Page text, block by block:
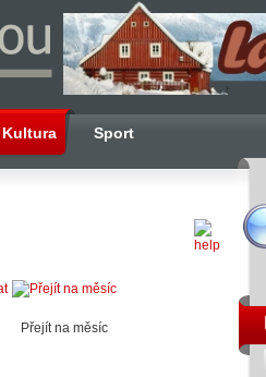
Kultura Sport
Přejít na měsíc